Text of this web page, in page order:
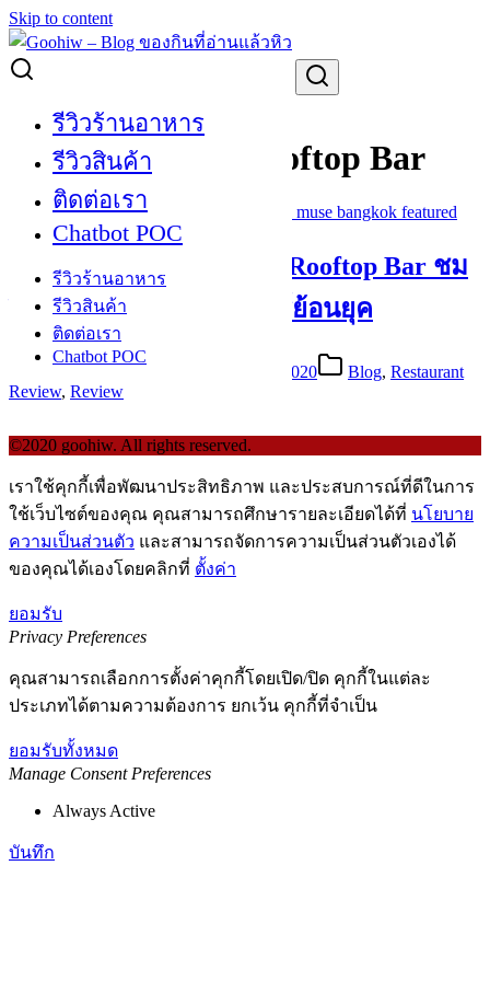
Skip to content
รีวิวร้านอาหาร
รีวิวสินค้า
ติดต่อเรา
Chatbot POC
รีวิวร้านอาหาร
รีวิวสินค้า
ติดต่อเรา
Chatbot POC
Search for:
The Speakeasy Rooftop Bar
[Review] The Speakeasy Rooftop Bar ชม
วิวเมืองกรุงยามค่ำกับบาร์ย้อนยุค
September 22, 2020 Blog, Restaurant
Review, Review
©2020 goohiw. All rights reserved.
เราใช้คุกกี้เพื่อพัฒนาประสิทธิภาพ และประสบการณ์ที่ดีในการ
ใช้เว็บไซต์ของคุณ คุณสามารถศึกษารายละเอียดได้ที่ นโยบาย
ความเป็นส่วนตัว และสามารถจัดการความเป็นส่วนตัวเองได้
ของคุณได้เองโดยคลิกที่ ตั้งค่า
ยอมรับ
Privacy Preferences
คุณสามารถเลือกการตั้งค่าคุกกี้โดยเปิด/ปิด คุกกี้ในแต่ละ
ประเภทได้ตามความต้องการ ยกเว้น คุกกี้ที่จำเป็น
ยอมรับทั้งหมด
Manage Consent Preferences
Always Active
บันทึก